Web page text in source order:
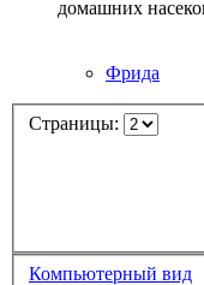
домашних
Фрида
Страницы:
Компьютерный вид